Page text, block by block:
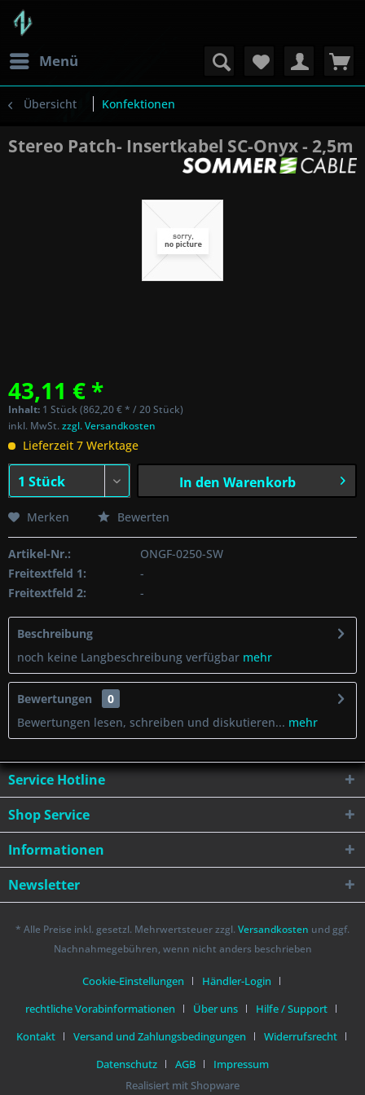
Menü
Übersicht Konfektionen
Stereo Patch- Insertkabel SC-Onyx - 2,5m
43,11 € *
Inhalt: 1 Stück (862,20 € * / 20 Stück)
inkl. MwSt.zzgl. Versandkosten
Lieferzeit 7 Werktage
In den Warenkorb
Merken Bewerten
Artikel-Nr.:
ONGF-0250-SW
Freitextfeld 1:
-
Freitextfeld 2:
-
Beschreibung
noch keine Langbeschreibung verfügbar mehr
Bewertungen
0
Bewertungen lesen, schreiben und diskutieren... mehr
Service Hotline
Shop Service
Informationen
Newsletter
* Alle Preise inkl. gesetzl. Mehrwertsteuer zzgl. Versandkosten und ggf.
Nachnahmegebühren, wenn nicht anders beschrieben
Cookie-Einstellungen
Händler-Login
rechtliche Vorabinformationen
Über uns
Hilfe / Support
Kontakt
Versand und Zahlungsbedingungen
Widerrufsrecht
Datenschutz
AGB
Impressum
Realisiert mit Shopware